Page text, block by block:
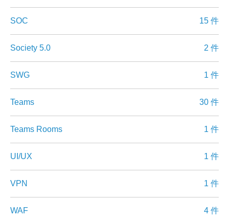
SOC 15 件
Society 5.0 2 件
SWG 1 件
Teams 30 件
Teams Rooms 1 件
UI/UX 1 件
VPN 1 件
WAF 4 件